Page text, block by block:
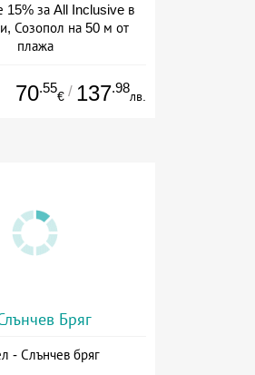
15% за All Inclusive в
Созопол на 50 м от
плажа
70.55
€ / 137.98
лв.
Бряг
- Слънчев бряг